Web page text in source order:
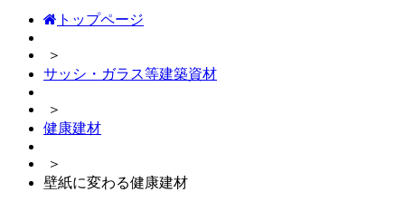
トップページ
＞
サッシ・ガラス等建築資材
＞
健康建材
＞
壁紙に変わる健康建材